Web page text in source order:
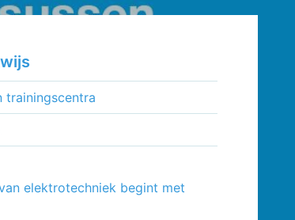
trainingscentra
elektrotechniek begint met